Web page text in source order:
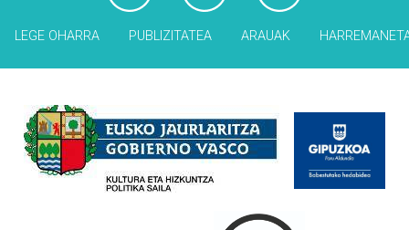
LEGE OHARRA PUBLIZITATEA ARAUAK